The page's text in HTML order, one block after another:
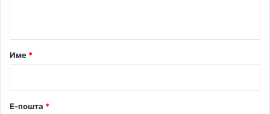
р
Име *
Е-пошта *